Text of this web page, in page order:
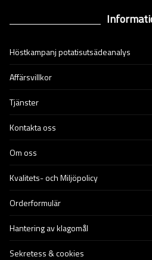
Höstkampanj potatisutsädeanalys
Affärsvillkor
Tjänster
Kontakta oss
Om oss
Kvalitets- och Miljöpolicy
Orderformulär
Hantering av klagomål
Sekretess & cookies